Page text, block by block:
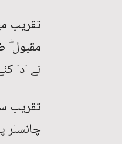
تقریب
مقبول
نے ادا
تقریب